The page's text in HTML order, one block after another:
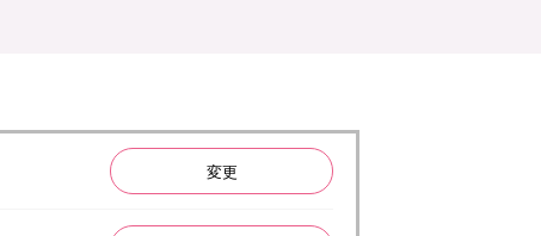
変更